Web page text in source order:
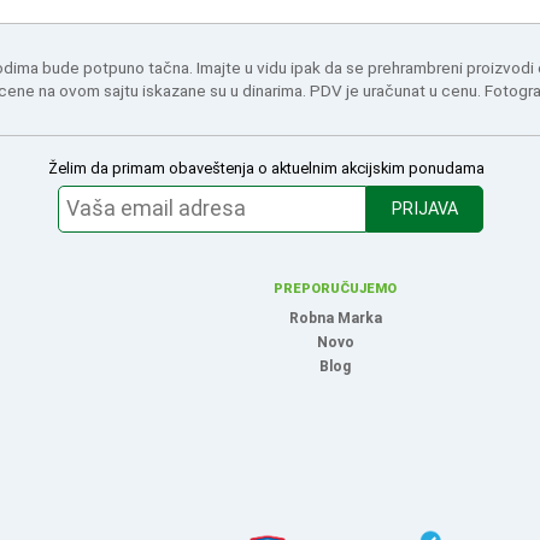
bude potpuno tačna. Imajte u vidu ipak da se prehrambreni
na ovom sajtu iskazane su u dinarima. PDV je uračunat u cenu.
Želim da primam obaveštenja o aktuelnim akcijskim ponudama
PRIJAVA
PREPORUČUJEMO
Robna Marka
Novo
Blog